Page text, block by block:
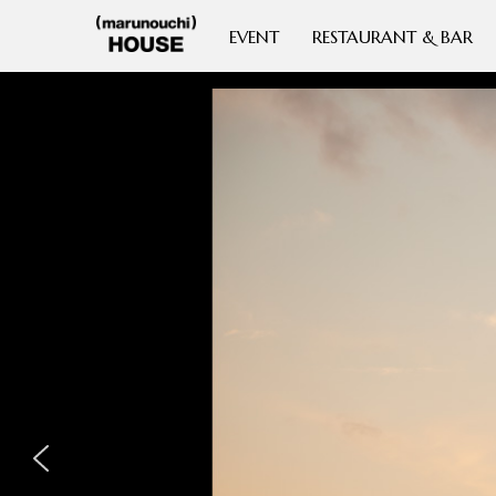
EVENT RESTAURANT & BAR